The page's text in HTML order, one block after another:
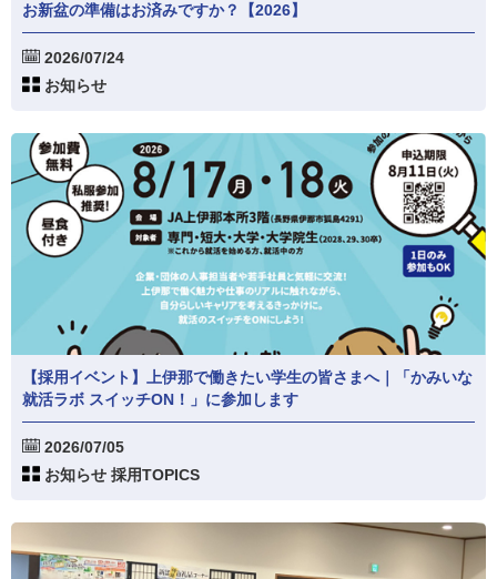
お新盆の準備はお済みですか？【2026】
2026/07/24
お知らせ
【採用イベント】上伊那で働きたい学生の皆さまへ｜「かみいな
就活ラボ スイッチON！」に参加します
2026/07/05
お知らせ 採用TOPICS